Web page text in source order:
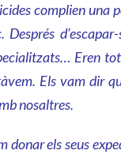
complien una
d’escapar-
Eren
Els vam dir
nosaltres.
els seus